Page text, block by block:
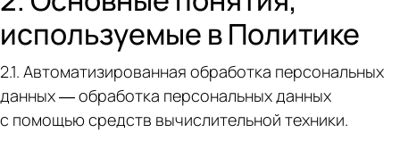
используемые в Политике
2.1. Автоматизированная обработка персональных
данных — обработка персональных данных
с помощью средств вычислительной техники.